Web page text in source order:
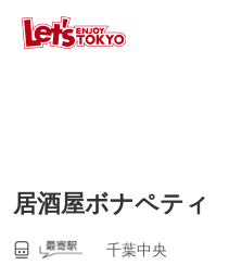
居酒屋ボナペティ
千葉中央